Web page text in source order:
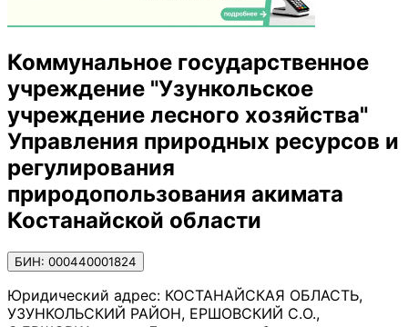
Коммунальное государственное
учреждение "Узункольское
учреждение лесного хозяйства"
Управления природных ресурсов и
регулирования
природопользования акимата
Костанайской области
БИН: 000440001824
Юридический адрес: КОСТАНАЙСКАЯ ОБЛАСТЬ,
УЗУНКОЛЬСКИЙ РАЙОН, ЕРШОВСКИЙ С.О.,